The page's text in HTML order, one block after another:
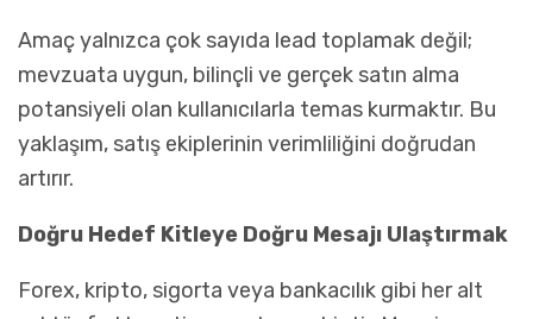
Amaç yalnızca çok sayıda lead toplamak değil;
mevzuata uygun, bilinçli ve gerçek satın alma
potansiyeli olan kullanıcılarla temas kurmaktır. Bu
yaklaşım, satış ekiplerinin verimliliğini doğrudan
artırır.
Doğru Hedef Kitleye Doğru Mesajı Ulaştırmak
Forex, kripto, sigorta veya bankacılık gibi her alt